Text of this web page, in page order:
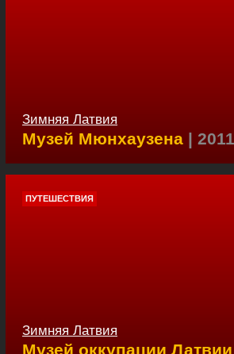
Зимняя Латвия
Музей Мюнхаузена | 2011
ПУТЕШЕСТВИЯ
Зимняя Латвия
Музей оккупации Латвии